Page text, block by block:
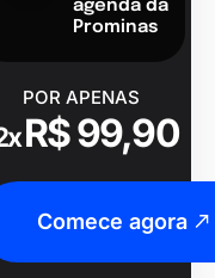
agenda da
Prominas
POR APENAS
R$ 99,90
Comece agora